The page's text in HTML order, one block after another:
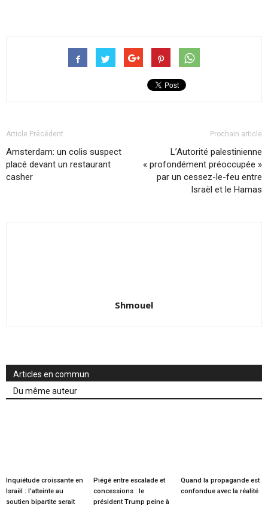
Article Précédent
Amsterdam: un colis suspect
placé devant un restaurant
casher
Prochain article
L’Autorité palestinienne
« profondément préoccupée »
par un cessez-le-feu entre
Israël et le Hamas
Shmouel
Articles en commun
Du même auteur
Inquiétude croissante en
Israël : l’atteinte au
soutien bipartite serait
Piégé entre escalade et
concessions : le
président Trump peine à
Quand la propagande est
confondue avec la réalité